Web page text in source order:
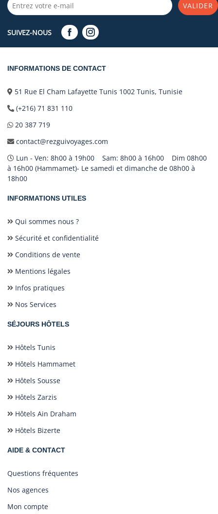
VALIDER
SUIVEZ-NOUS
INFORMATIONS DE CONTACT
51 Rue El Cham Lafayette Tunis 1002 Tunis, Tunisie
(+216) 71 831 110
20 387 719
contact@rezguivoyages.com
Lun - Ven: 8h00 à 19h00 Sam: 8h00 à 16h00 Dim 08h00
à 16h00 (Hammamet)- Le samedi et dimanche de 08h00 à
18h00
INFORMATIONS UTILES
Qui sommes nous ?
Sécurité et confidentialité
Conditions de vente
Mentions légales
Infos pratiques
Nos Services
SÉJOURS HÔTELS
Hôtels Tunis
Hôtels Hammamet
Hôtels Sousse
Hôtels Zarzis
Hôtels Ain Draham
Hôtels Bizerte
AIDE & CONTACT
Questions fréquentes
Nos agences
Mon compte